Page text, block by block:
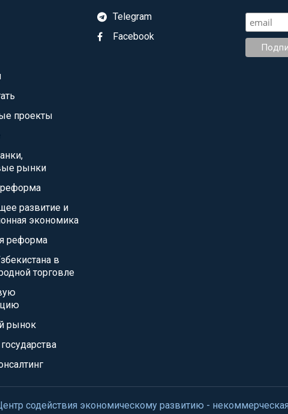
проекты
рынки
реформа
развитие и
экономика
реформа
в
торговле
рынок
Telegram
Facebook
содействия экономическому развитию -